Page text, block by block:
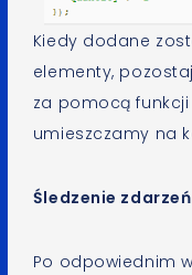
Kiedy dodane
elementy,
za pomocą funkcji
umieszczamy na
Śledzenie
Po odpowiednim